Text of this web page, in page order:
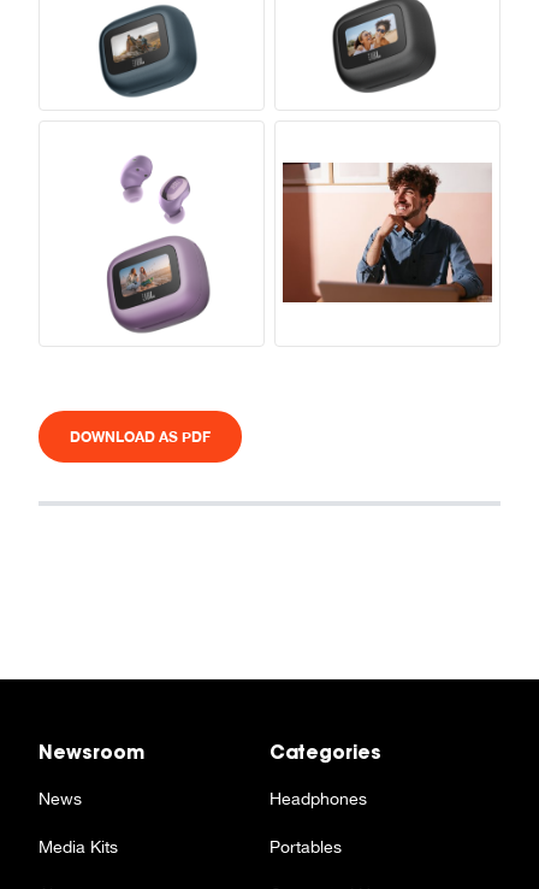
DOWNLOAD AS PDF
Newsroom
News
Media Kits
Categories
Headphones
Portables